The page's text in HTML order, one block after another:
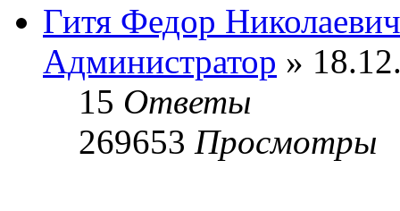
Гитя Федор Николаевич
Администратор »
15 Ответы
269653 Просмотры